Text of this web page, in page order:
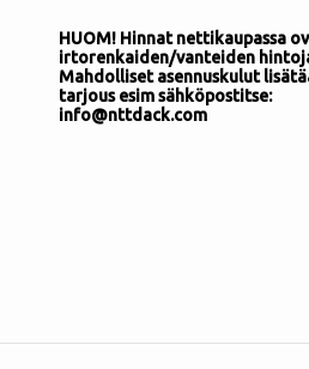
HUOM! Hinnat nettikaupassa
irtorenkaiden/vanteiden
Mahdolliset asennuskulut
tarjous esim sähköpostitse:
info@nttdack.com